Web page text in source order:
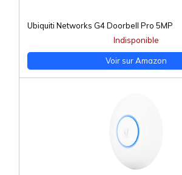
Ubiquiti Networks G4 Doorbell Pro 5MP
Indisponible
Voir sur Amazon